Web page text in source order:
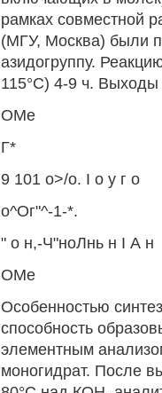
рамках совместной
(МГУ, Москва) были
азидогруппу.
115°С) 4-9 ч. Выходы
ОМе
Г*
9 101 о>/о. I о у г о
о^Ог"^-1-*.
" о н,-Ч"ноЛнь н I А н
ОМе
Особенностью
способность
элементным
моногидрат. После